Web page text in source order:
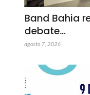
Band Bahia
debate…
agosto 7, 2026